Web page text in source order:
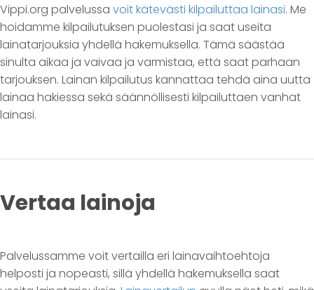
Vippi.org palvelussa voit kätevästi kilpailuttaa lainasi. Me
hoidamme kilpailutuksen puolestasi ja saat useita
lainatarjouksia yhdellä hakemuksella. Tämä säästää
sinulta aikaa ja vaivaa ja varmistaa, että saat parhaan
tarjouksen. Lainan kilpailutus kannattaa tehdä aina uutta
lainaa hakiessa sekä säännöllisesti kilpailuttaen vanhat
lainasi.
Vertaa lainoja
Palvelussamme voit vertailla eri lainavaihtoehtoja
helposti ja nopeasti, sillä yhdellä hakemuksella saat